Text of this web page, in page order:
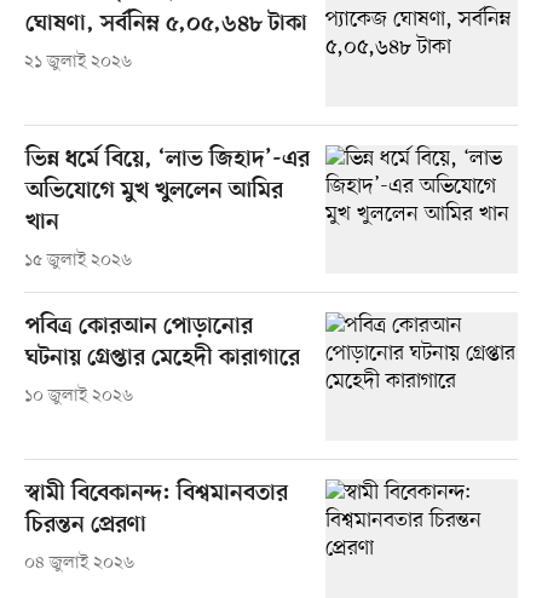
ঘোষণা, সর্বনিম্ন ৫,০৫,৬৪৮ টাকা
২১ জুলাই ২০২৬
ভিন্ন ধর্মে বিয়ে, ‘লাভ জিহাদ’-এর
অভিযোগে মুখ খুললেন আমির
খান
১৫ জুলাই ২০২৬
পবিত্র কোরআন পোড়ানোর
ঘটনায় গ্রেপ্তার মেহেদী কারাগারে
১০ জুলাই ২০২৬
স্বামী বিবেকানন্দ: বিশ্বমানবতার
চিরন্তন প্রেরণা
০৪ জুলাই ২০২৬